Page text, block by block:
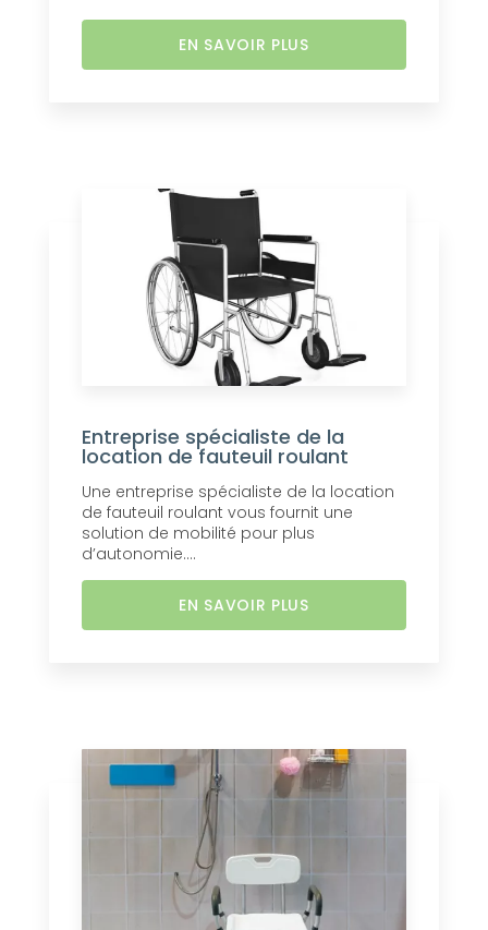
EN SAVOIR PLUS
Entreprise spécialiste de la
location de fauteuil roulant
Une entreprise spécialiste de la location
de fauteuil roulant vous fournit une
solution de mobilité pour plus
d’autonomie....
EN SAVOIR PLUS